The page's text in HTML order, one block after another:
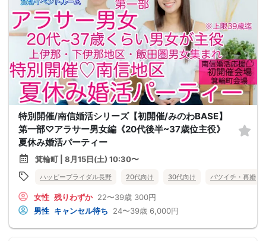
特別開催/南信婚活シリーズ【初開催/みのわBASE】
第一部♡アラサー男女編《20代後半~37歳位主役》
夏休み婚活パーティー
箕輪町 | 8月15日(土) 10:30〜
ハッピーブライダル長野 20代向け 30代向け バツイチ・再婚
女性 残りわずか 22〜39歳 300円
男性 キャンセル待ち 24〜39歳 6,000円